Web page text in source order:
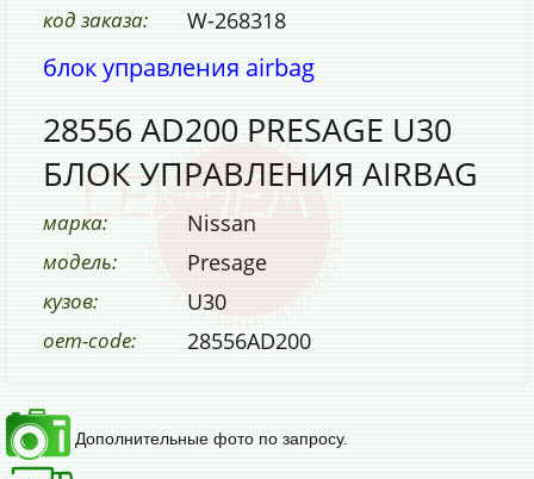
код заказа: W-268318
блок управления airbag
28556 AD200 PRESAGE U30
БЛОК УПРАВЛЕНИЯ AIRBAG
марка: Nissan
модель: Presage
кузов: U30
oem-code: 28556AD200
Дополнительные фото по запросу.